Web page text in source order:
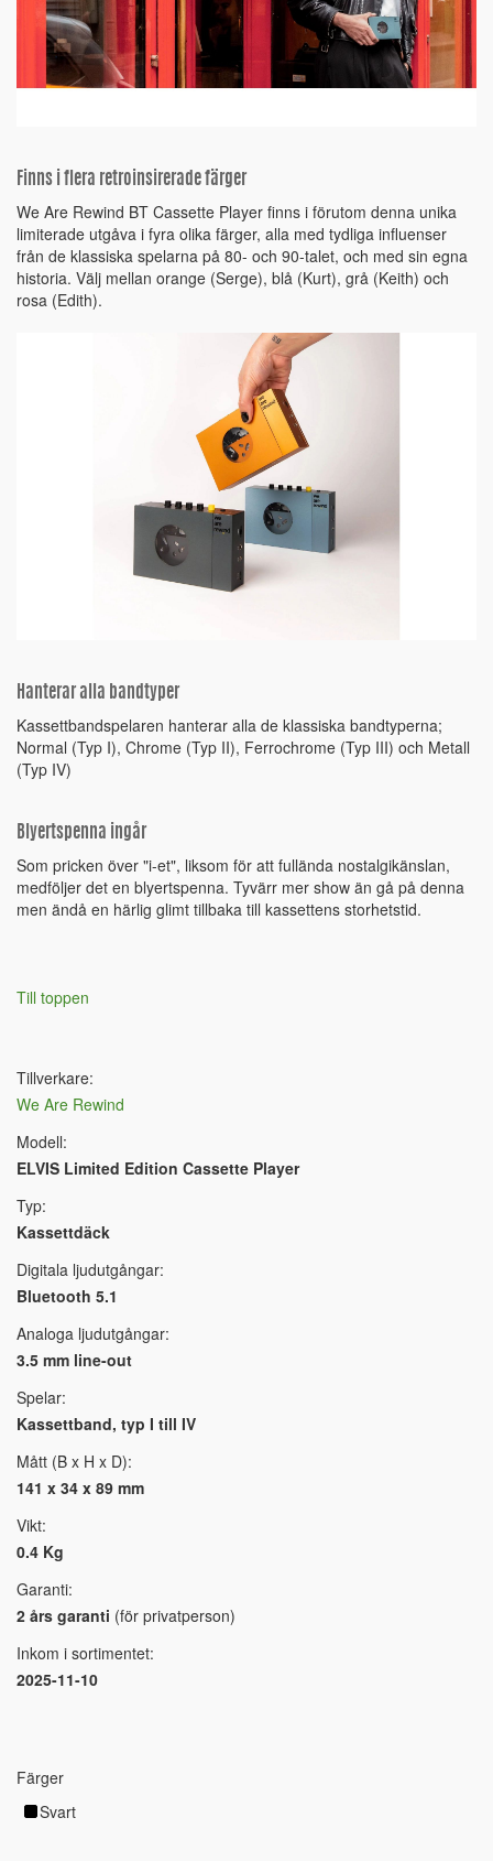
Finns i flera retroinsirerade färger
We Are Rewind BT Cassette Player finns i förutom denna unika
limiterade utgåva i fyra olika färger, alla med tydliga influenser
från de klassiska spelarna på 80- och 90-talet, och med sin egna
historia. Välj mellan orange (Serge), blå (Kurt), grå (Keith) och
rosa (Edith).
Hanterar alla bandtyper
Kassettbandspelaren hanterar alla de klassiska bandtyperna;
Normal (Typ I), Chrome (Typ II), Ferrochrome (Typ III) och Metall
(Typ IV)
Blyertspenna ingår
Som pricken över "i-et", liksom för att fullända nostalgikänslan,
medföljer det en blyertspenna. Tyvärr mer show än gå på denna
men ändå en härlig glimt tillbaka till kassettens storhetstid.
Till toppen
Tillverkare:
We Are Rewind
Modell:
ELVIS Limited Edition Cassette Player
Typ:
Kassettdäck
Digitala ljudutgångar:
Bluetooth 5.1
Analoga ljudutgångar:
3.5 mm line-out
Spelar:
Kassettband, typ I till IV
Mått (B x H x D):
141 x 34 x 89 mm
Vikt:
0.4 Kg
Garanti:
2 års garanti (för privatperson)
Inkom i sortimentet:
2025-11-10
Färger
Svart